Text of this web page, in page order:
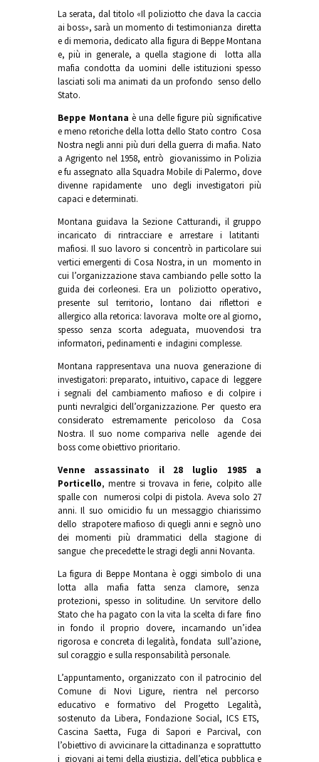
La serata, dal titolo «Il poliziotto che dava la caccia
ai boss», sarà un momento di testimonianza diretta
e di memoria, dedicato alla figura di Beppe Montana
e, più in generale, a quella stagione di lotta alla
mafia condotta da uomini delle istituzioni spesso
lasciati soli ma animati da un profondo senso dello
Stato.
Beppe Montana è una delle figure più significative
e meno retoriche della lotta dello Stato contro Cosa
Nostra negli anni più duri della guerra di mafia. Nato
a Agrigento nel 1958, entrò giovanissimo in Polizia
e fu assegnato alla Squadra Mobile di Palermo, dove
divenne rapidamente uno degli investigatori più
capaci e determinati.
Montana guidava la Sezione Catturandi, il gruppo
incaricato di rintracciare e arrestare i latitanti
mafiosi. Il suo lavoro si concentrò in particolare sui
vertici emergenti di Cosa Nostra, in un momento in
cui l’organizzazione stava cambiando pelle sotto la
guida dei corleonesi. Era un poliziotto operativo,
presente sul territorio, lontano dai riflettori e
allergico alla retorica: lavorava molte ore al giorno,
spesso senza scorta adeguata, muovendosi tra
informatori, pedinamenti e indagini complesse.
Montana rappresentava una nuova generazione di
investigatori: preparato, intuitivo, capace di leggere
i segnali del cambiamento mafioso e di colpire i
punti nevralgici dell’organizzazione. Per questo era
considerato estremamente pericoloso da Cosa
Nostra. Il suo nome compariva nelle agende dei
boss come obiettivo prioritario.
Venne assassinato il 28 luglio 1985 a
Porticello, mentre si trovava in ferie, colpito alle
spalle con numerosi colpi di pistola. Aveva solo 27
anni. Il suo omicidio fu un messaggio chiarissimo
dello strapotere mafioso di quegli anni e segnò uno
dei momenti più drammatici della stagione di
sangue che precedette le stragi degli anni Novanta.
La figura di Beppe Montana è oggi simbolo di una
lotta alla mafia fatta senza clamore, senza
protezioni, spesso in solitudine. Un servitore dello
Stato che ha pagato con la vita la scelta di fare fino
in fondo il proprio dovere, incarnando un’idea
rigorosa e concreta di legalità, fondata sull’azione,
sul coraggio e sulla responsabilità personale.
L’appuntamento, organizzato con il patrocinio del
Comune di Novi Ligure, rientra nel percorso
educativo e formativo del Progetto Legalità,
sostenuto da Libera, Fondazione Social, ICS ETS,
Cascina Saetta, Fuga di Sapori e Parcival, con
l’obiettivo di avvicinare la cittadinanza e soprattutto
i giovani ai temi della giustizia, dell’etica pubblica e